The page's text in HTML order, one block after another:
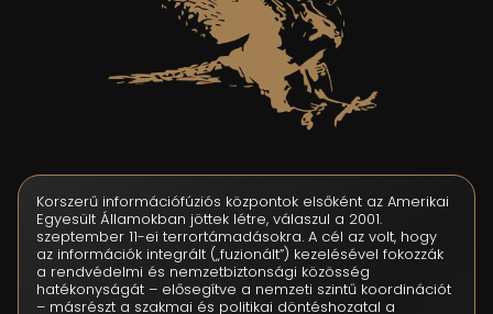
Korszerű információfúziós központok elsőként az Amerikai
Egyesült Államokban jöttek létre, válaszul a 2001.
szeptember 11-ei terrortámadásokra. A cél az volt, hogy
az információk integrált („fuzionált”) kezelésével fokozzák
a rendvédelmi és nemzetbiztonsági közösség
hatékonyságát – elősegítve a nemzeti szintű koordinációt
– másrészt a szakmai és politikai döntéshozatal a